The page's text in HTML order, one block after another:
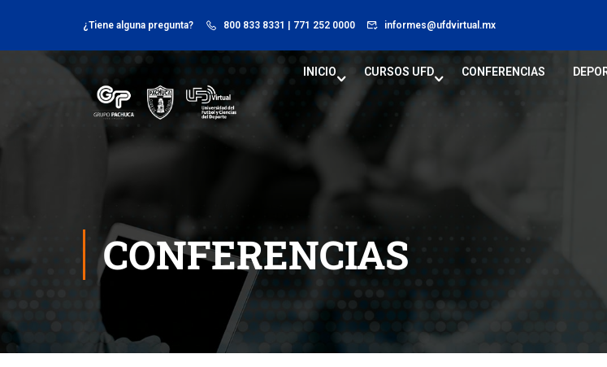
¿Tiene alguna pregunta? 800 833 8331 | 771 252 0000 informes@ufdvirtual.mx
INICIO CURSOS UFD CONFERENCIAS
CONFERENCIAS